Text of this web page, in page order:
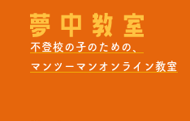
不登校の子のための、
マンツーマンオンライン教室